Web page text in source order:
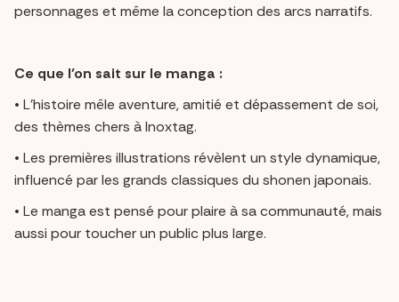
personnages et même la conception des arcs narratifs.
Ce que l’on sait sur le manga :
• L’histoire mêle aventure, amitié et dépassement de soi,
des thèmes chers à Inoxtag.
• Les premières illustrations révèlent un style dynamique,
influencé par les grands classiques du shonen japonais.
• Le manga est pensé pour plaire à sa communauté, mais
aussi pour toucher un public plus large.